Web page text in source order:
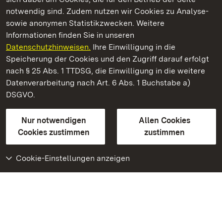
notwendig sind. Zudem nutzen wir Cookies zu Analyse-
sowie anonymen Statistikzwecken. Weitere
Informationen finden Sie in unseren
Datenschutzhinweisen. Ihre Einwilligung in die
Speicherung der Cookies und den Zugriff darauf erfolgt
nach § 25 Abs. 1 TTDSG, die Einwilligung in die weitere
Datenverarbeitung nach Art. 6 Abs. 1 Buchstabe a)
DSGVO.
Nur notwendigen
Cookies zustimmen
Allen Cookies
zustimmen
Cookie-Einstellungen anzeigen
Barockschloss Mannheim
Staatliche Schlösser und Gärten Baden-Württemberg
Kontakt
GebärdenspracheLeichte Sprache
Erklärung zur Barrierefreiheit
BITV-konform (geprüfte Seiten)
Weiteres